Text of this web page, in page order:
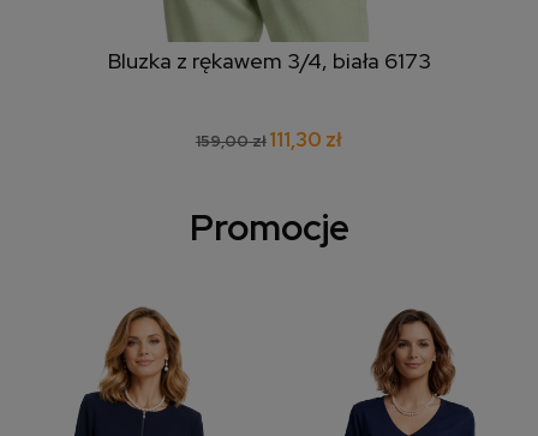
Bluzka z rękawem 3/4, biała 6173
159,00 zł111,30 zł
Promocje